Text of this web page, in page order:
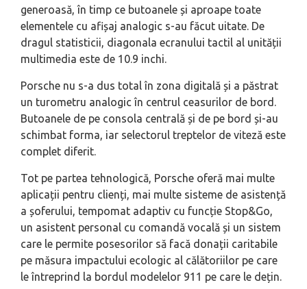
generoasă, în timp ce butoanele și aproape toate
elementele cu afișaj analogic s-au făcut uitate. De
dragul statisticii, diagonala ecranului tactil al unității
multimedia este de 10.9 inchi.
Porsche nu s-a dus total în zona digitală și a păstrat
un turometru analogic în centrul ceasurilor de bord.
Butoanele de pe consola centrală și de pe bord și-au
schimbat forma, iar selectorul treptelor de viteză este
complet diferit.
Tot pe partea tehnologică, Porsche oferă mai multe
aplicații pentru clienți, mai multe sisteme de asistență
a șoferului, tempomat adaptiv cu funcție Stop&Go,
un asistent personal cu comandă vocală și un sistem
care le permite posesorilor să facă donații caritabile
pe măsura impactului ecologic al călătoriilor pe care
le întreprind la bordul modelelor 911 pe care le dețin.